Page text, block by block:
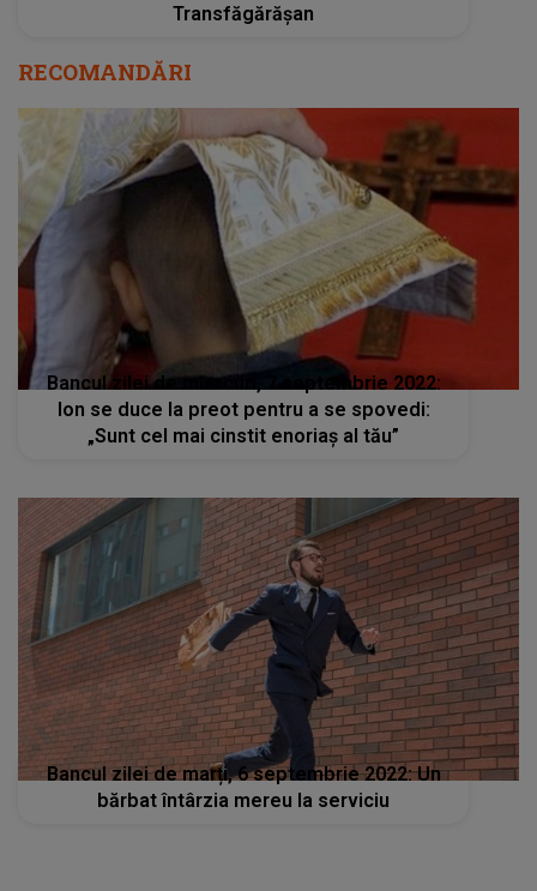
Transfăgărășan
RECOMANDĂRI
Bancul zilei de miercuri, 7 septembrie 2022:
Ion se duce la preot pentru a se spovedi:
„Sunt cel mai cinstit enoriaș al tău”
Bancul zilei de marți, 6 septembrie 2022: Un
bărbat întârzia mereu la serviciu